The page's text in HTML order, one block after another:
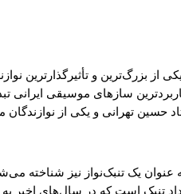
بزرگ‌ترین و تأثیرگذارترین
تهرانی با افزودن ۱۱ نوع ریز جدید به تکنیک‌های نوازندگی
حسین تهرانی و یکی از
عنوان یک تنبک‌نواز نیز شناخته
تنبک است که در سال‌های